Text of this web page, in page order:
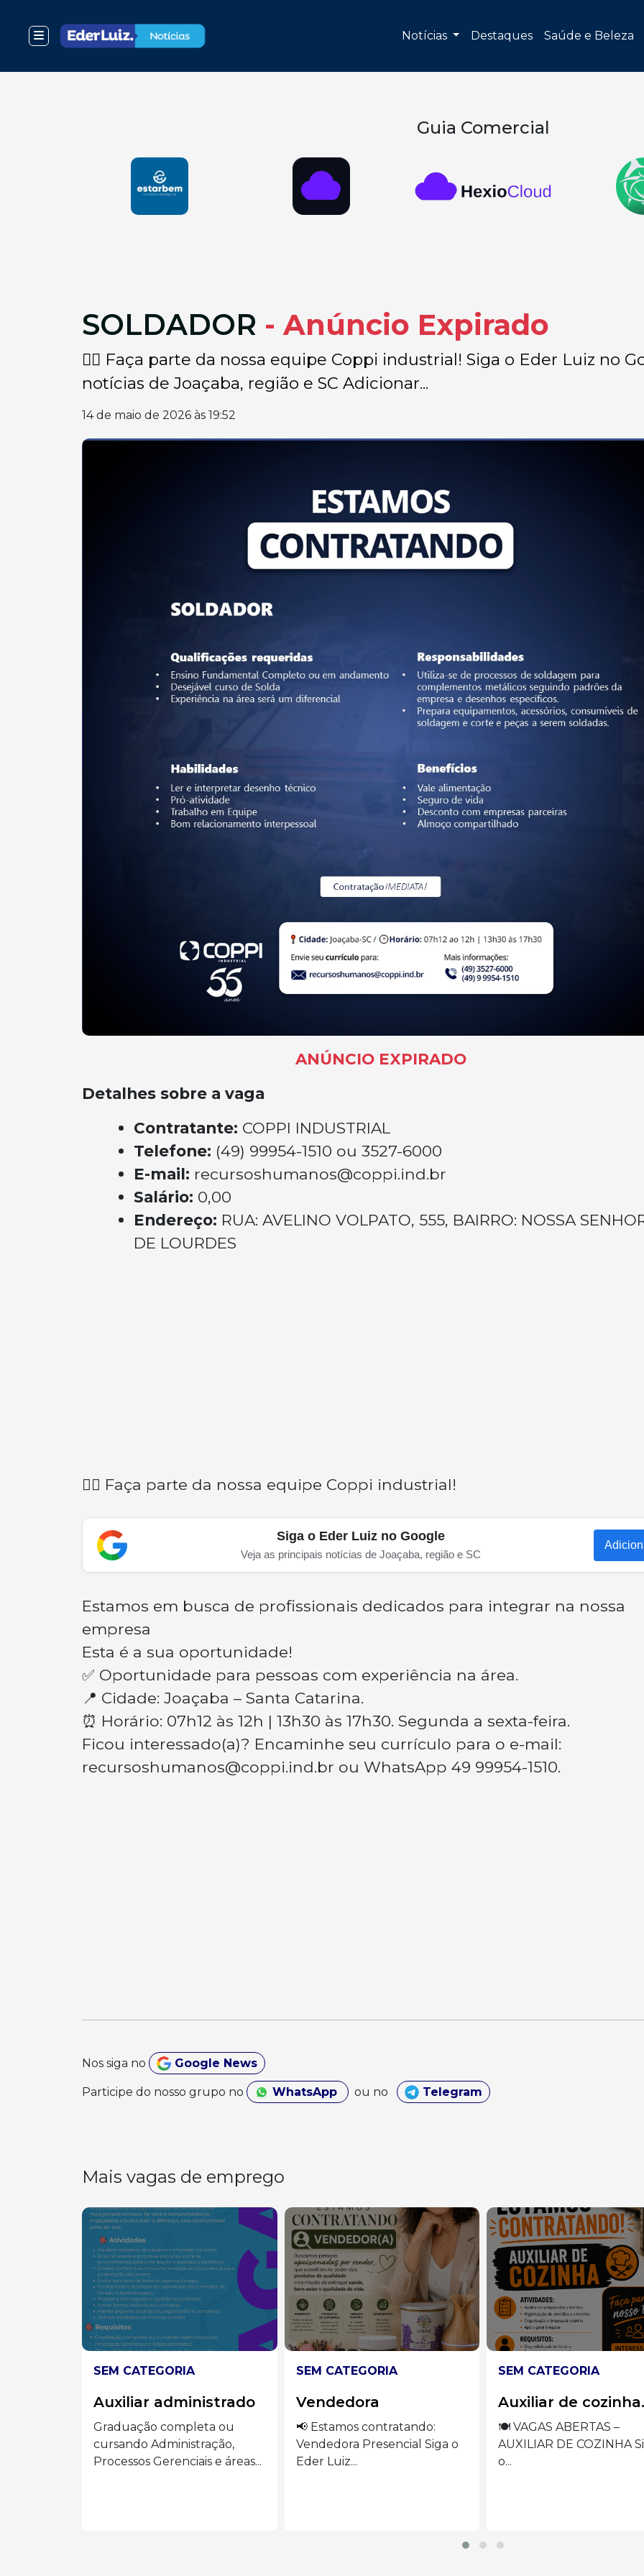
Notícias Destaques Saúde e Beleza
Guia Comercial
SOLDADOR - Anúncio Expirado
👉🏽 Faça parte da nossa equipe Coppi industrial! Siga o Eder Luiz no
notícias de Joaçaba, região e SC Adicionar...
14 de maio de 2026 às 19:52
ANÚNCIO EXPIRADO
Detalhes sobre a vaga
Contratante: COPPI INDUSTRIAL
Telefone: (49) 99954-1510 ou 3527-6000
E-mail: recursoshumanos@coppi.ind.br
Salário: 0,00
Endereço: RUA: AVELINO VOLPATO, 555, BAIRRO: NOSSA
DE LOURDES
👉🏽 Faça parte da nossa equipe Coppi industrial!
Siga o Eder Luiz no Google
Veja as principais notícias de Joaçaba, região e SC
Estamos em busca de profissionais dedicados para integrar na nossa
empresa
Esta é a sua oportunidade!
✅ Oportunidade para pessoas com experiência na área.
📍 Cidade: Joaçaba – Santa Catarina.
⏰ Horário: 07h12 às 12h | 13h30 às 17h30. Segunda a sexta-feira.
Ficou interessado(a)? Encaminhe seu currículo para o e-mail:
recursoshumanos@coppi.ind.br ou WhatsApp 49 99954-1510.
Nos siga no Google News
Participe do nosso grupo no WhatsApp ou no Telegram
Mais vagas de emprego
SEM CATEGORIA
Vendedora
📢 Estamos contratando:
Vendedora Presencial Siga o
Eder Luiz...
SEM CATEGORIA
Auxiliar de cozinha.
🍽️ VAGAS ABERTAS –
AUXILIAR DE COZINHA Siga
o...
SEM CATEGORIA
Operadora de
máquina de
VAGA ABERTA –
OPERADORA DE